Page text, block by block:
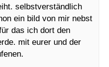
selbstverständlich
ein bild von mir nebst
das ich dort den
mit eurer und der